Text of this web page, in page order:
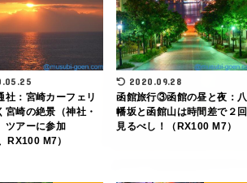
社：宮崎カーフェリ
宮崎の絶景（神社・
ツアーに参加
RX100 M7）
2020.09.28
函館旅行③函館の昼と夜：八
幡坂と函館山は時間差で２回
見るべし！（RX100 M7）